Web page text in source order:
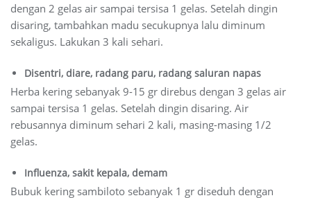
dengan 2 gelas air sampai tersisa 1 gelas. Setelah dingin
disaring, tambahkan madu secukupnya lalu diminum
sekaligus. Lakukan 3 kali sehari.
Disentri, diare, radang paru, radang saluran napas
Herba kering sebanyak 9-15 gr direbus dengan 3 gelas air
sampai tersisa 1 gelas. Setelah dingin disaring. Air
rebusannya diminum sehari 2 kali, masing-masing 1/2
gelas.
Influenza, sakit kepala, demam
Bubuk kering sambiloto sebanyak 1 gr diseduh dengan